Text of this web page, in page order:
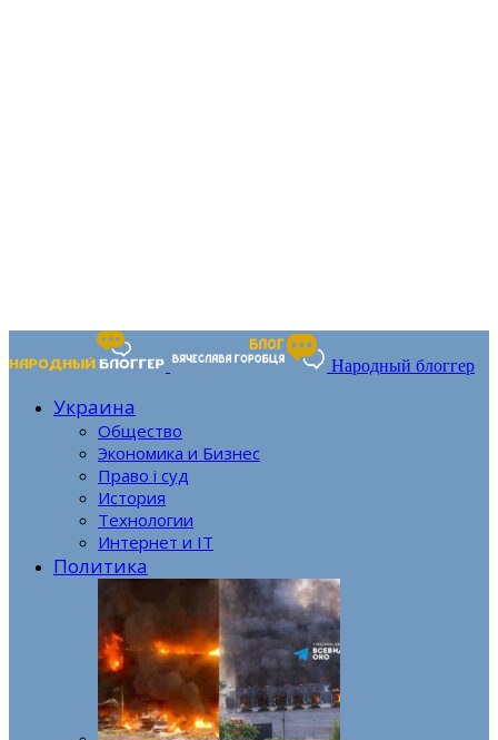
Народный блоггер
Украина
Общество
Экономика и Бизнес
Право і суд
История
Технологии
Интернет и IT
Политика